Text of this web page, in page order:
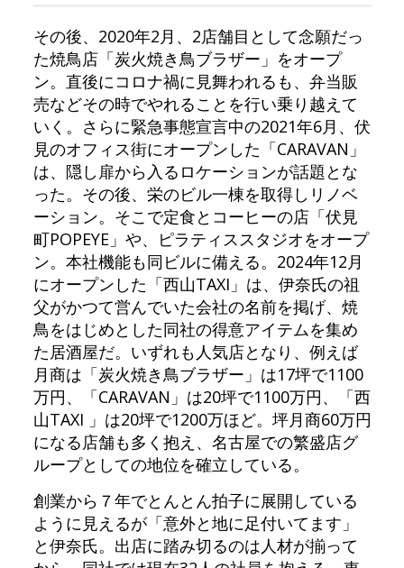
その後、2020年2月、2店舗目として念願だっ
た焼鳥店「炭火焼き鳥ブラザー」をオープ
ン。直後にコロナ禍に見舞われるも、弁当販
売などその時でやれることを行い乗り越えて
いく。さらに緊急事態宣言中の2021年6月、伏
見のオフィス街にオープンした「CARAVAN」
は、隠し扉から入るロケーションが話題とな
った。その後、栄のビル一棟を取得しリノベ
ーション。そこで定食とコーヒーの店「伏見
町POPEYE」や、ピラティススタジオをオープ
ン。本社機能も同ビルに備える。2024年12月
にオープンした「西山TAXI」は、伊奈氏の祖
父がかつて営んでいた会社の名前を掲げ、焼
鳥をはじめとした同社の得意アイテムを集め
た居酒屋だ。いずれも人気店となり、例えば
月商は「炭火焼き鳥ブラザー」は17坪で1100
万円、「CARAVAN」は20坪で1100万円、「西
山TAXI 」は20坪で1200万ほど。坪月商60万円
になる店舗も多く抱え、名古屋での繁盛店グ
ループとしての地位を確立している。
創業から７年でとんとん拍子に展開している
ように見えるが「意外と地に足付いてます」
と伊奈氏。出店に踏み切るのは人材が揃って